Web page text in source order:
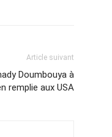
Article suivant
Doumbouya à
remplie aux USA